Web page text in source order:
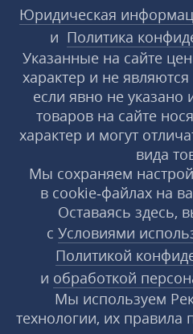
Юридическая
и Политика
Указанные на сайте
характер и не
если явно не
товаров на сайте
характер и могут
вида
Мы сохраняем
в cookie‑файлах на
Оставаясь здесь,
с Условиями
Политикой
и обработкой
Мы используем
технологии, их